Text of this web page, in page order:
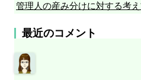
管理人の産み分けに対する考
最近のコメント